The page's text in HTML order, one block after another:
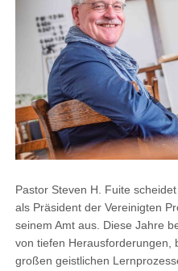
Pastor Steven H. Fuite
als Präsident der Vereinigten
seinem Amt aus. Diese Jahre
von tiefen Herausforderungen,
großen geistlichen